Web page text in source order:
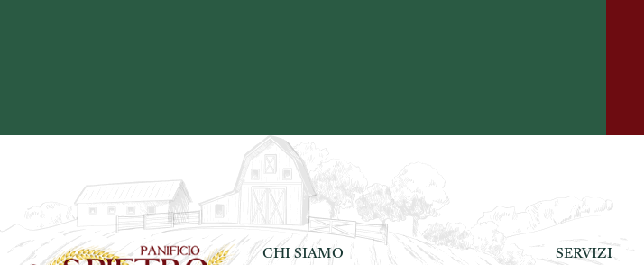
CHI SIAMO SERVIZI